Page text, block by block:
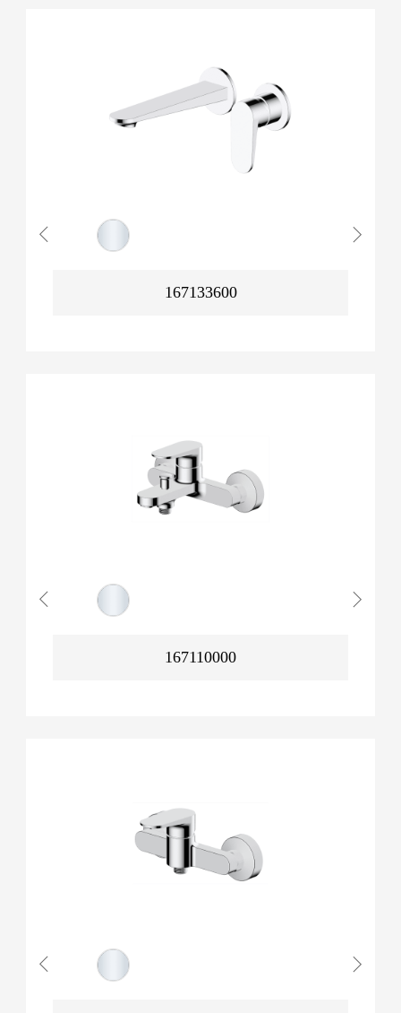
167133600
167110000